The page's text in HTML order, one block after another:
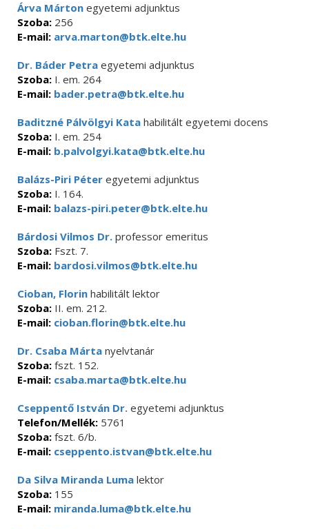
Árva Márton egyetemi adjunktus
Szoba: 256
E-mail: arva.marton@btk.elte.hu
Dr. Báder Petra egyetemi adjunktus
Szoba: I. em. 264
E-mail: bader.petra@btk.elte.hu
Baditzné Pálvölgyi Kata habilitált egyetemi docens
Szoba: I. em. 254
E-mail: b.palvolgyi.kata@btk.elte.hu
Balázs-Piri Péter egyetemi adjunktus
Szoba: I. 164.
E-mail: balazs-piri.peter@btk.elte.hu
Bárdosi Vilmos Dr. professor emeritus
Szoba: Fszt. 7.
E-mail: bardosi.vilmos@btk.elte.hu
Cioban, Florin habilitált lektor
Szoba: II. em. 212.
E-mail: cioban.florin@btk.elte.hu
Dr. Csaba Márta nyelvtanár
Szoba: fszt. 152.
E-mail: csaba.marta@btk.elte.hu
Cseppentő István Dr. egyetemi adjunktus
Telefon/Mellék: 5761
Szoba: fszt. 6/b.
E-mail: cseppento.istvan@btk.elte.hu
Da Silva Miranda Luma lektor
Szoba: 155
E-mail: miranda.luma@btk.elte.hu